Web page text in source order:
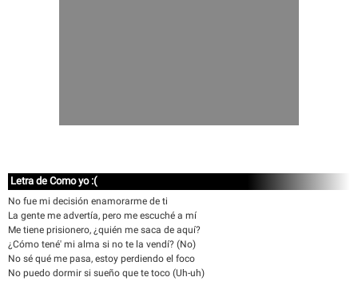
Letra de Como yo :(
No fue mi decisión enamorarme de ti
La gente me advertía, pero me escuché a mí
Me tiene prisionero, ¿quién me saca de aquí?
¿Cómo tené' mi alma si no te la vendí? (No)
No sé qué me pasa, estoy perdiendo el foco
No puedo dormir si sueño que te toco (Uh-uh)